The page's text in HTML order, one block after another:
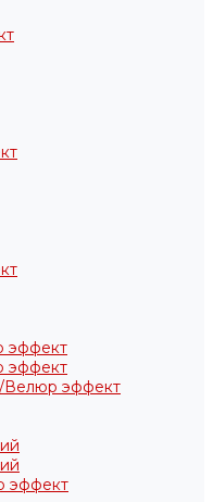
эффект
эффект
Велюр эффект
эффект